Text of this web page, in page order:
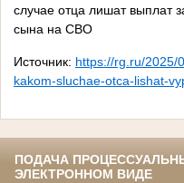
случае отца лишат выплат
сына на СВО
Источник: https://rg.ru/2025/
kakom-sluchae-otca-lishat-
ПОДАЧА
ЭЛЕКТРОННОМ ВИДЕ